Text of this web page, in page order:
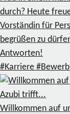
durch? Heute
Vorständin für
begrüßen zu
Antworten!
#Karriere
Azubi trifft...
Willkommen auf